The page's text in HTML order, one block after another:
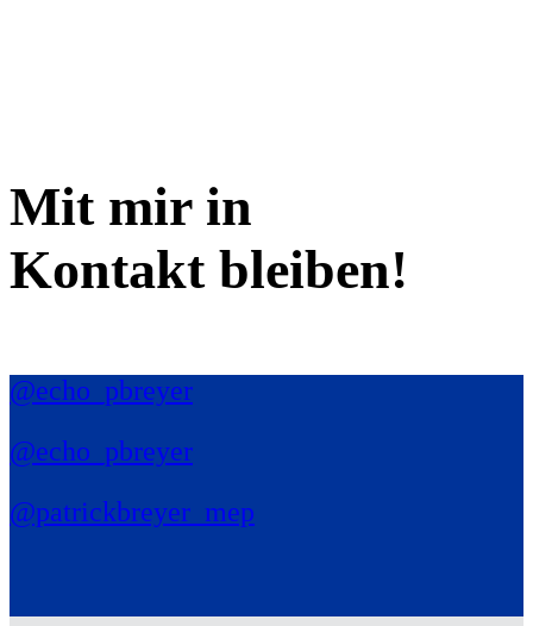
Mit mir in
Kontakt bleiben!
@echo_pbreyer
@echo_pbreyer
@patrickbreyer_mep